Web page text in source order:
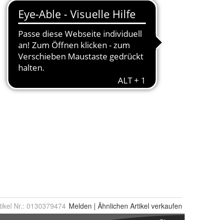
Nr.: 0130379474 Melden | Ähnlichen Artikel verkaufen